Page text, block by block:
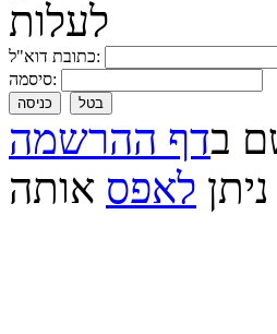
כתובת דוא"ל:
סיסמה:
כניסה בטל
בדף ההרשמה
לאפס אותה